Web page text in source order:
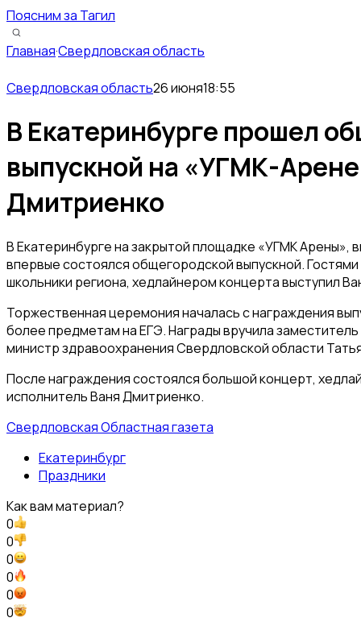
Поясним за Тагил
Главная·Свердловская область
Свердловская область26 июня18:55
В Екатеринбурге прошел
выпускной на «УГМК-
Дмитриенко
В Екатеринбурге на закрытой площадке «УГМК Арены»,
впервые состоялся общегородской выпускной.
школьники региона, хедлайнером концерта выступил
Торжественная церемония началась с награждения
более предметам на ЕГЭ. Награды вручила
министр здравоохранения Свердловской области
После награждения состоялся большой концерт,
исполнитель Ваня Дмитриенко.
Свердловская Областная газета
Екатеринбург
Праздники
Как вам материал?
0
0
0
0
0
0